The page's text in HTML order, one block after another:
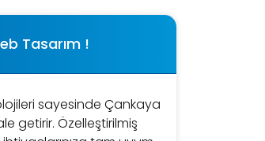
Tasarım !
sayesinde Çankaya
getirir. Özelleştirilmiş